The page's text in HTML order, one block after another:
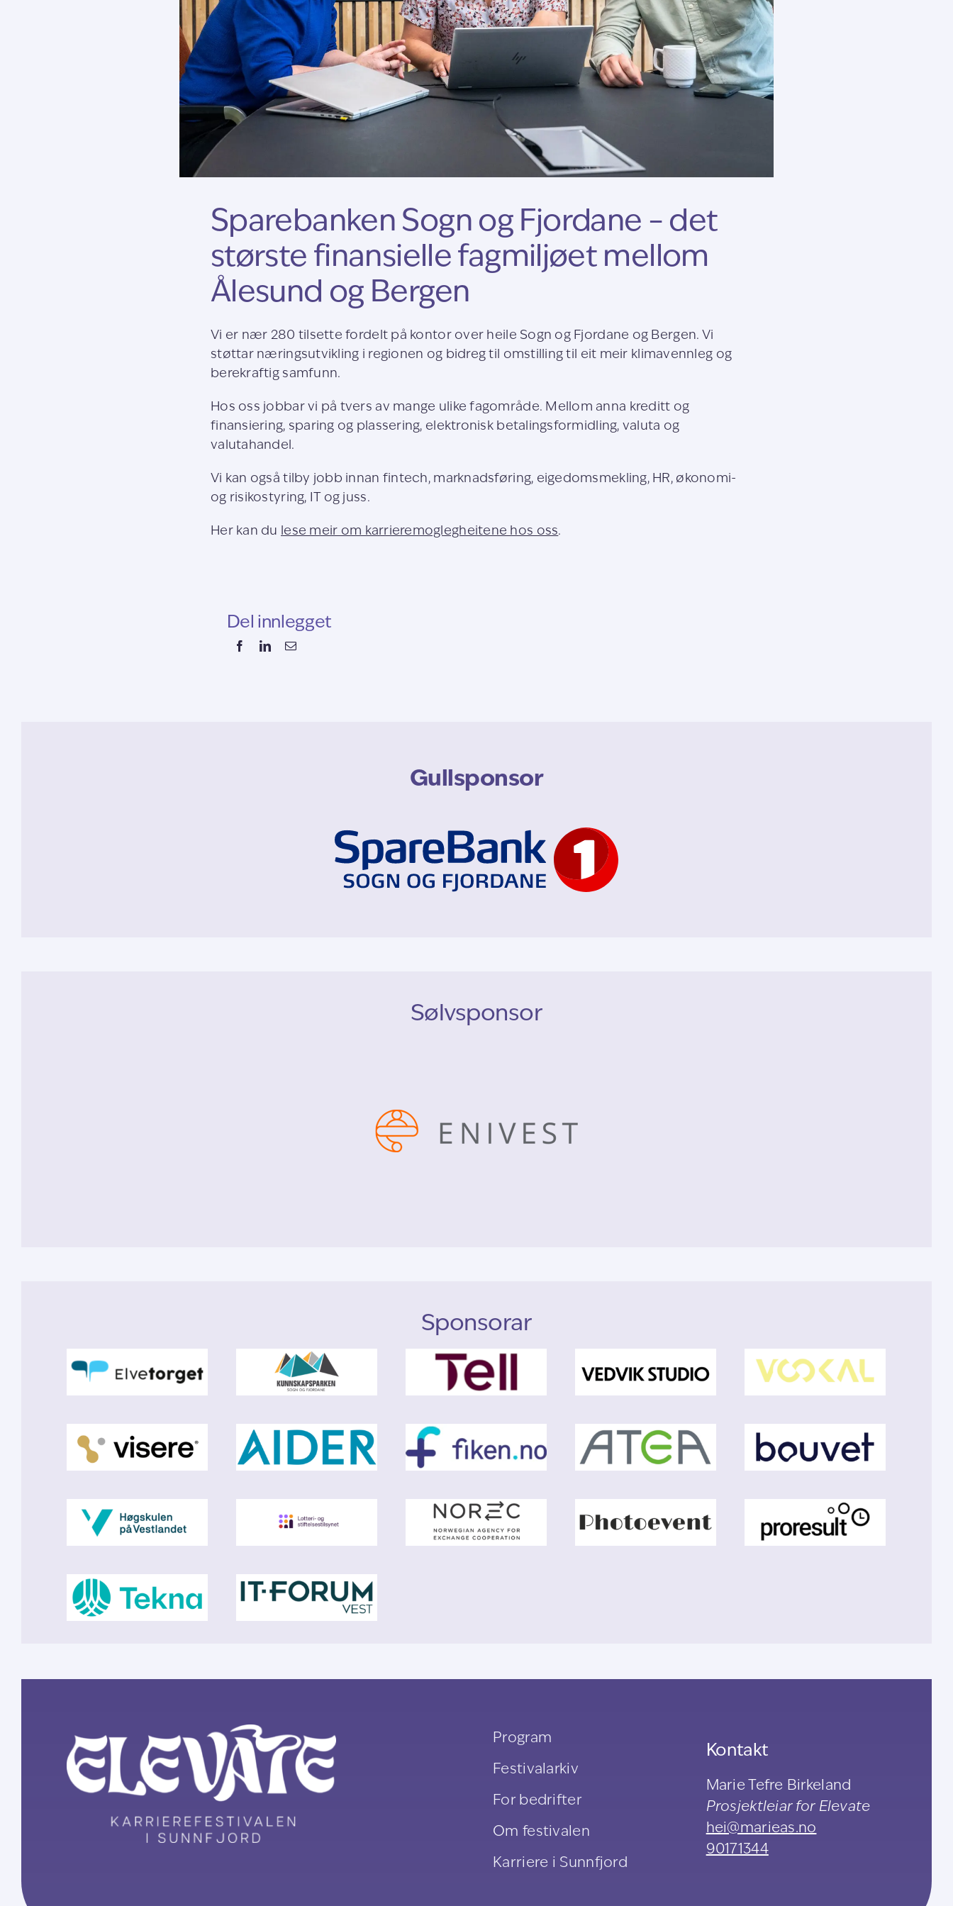
Sparebanken Sogn og Fjordane – det
største finansielle fagmiljøet mellom
Ålesund og Bergen
Vi er nær 280 tilsette fordelt på kontor over heile Sogn og Fjordane og Bergen. Vi
støttar næringsutvikling i regionen og bidreg til omstilling til eit meir klimavennleg og
berekraftig samfunn.
Hos oss jobbar vi på tvers av mange ulike fagområde. Mellom anna kreditt og
finansiering, sparing og plassering, elektronisk betalingsformidling, valuta og
valutahandel.
Vi kan også tilby jobb innan fintech, marknadsføring, eigedomsmekling, HR, økonomi-
og risikostyring, IT og juss.
Her kan du lese meir om karrieremoglegheitene hos oss.
Del innlegget
Gullsponsor
Sølvsponsor
Sponsorar
Program
Festivalarkiv
For bedrifter
Om festivalen
Karriere i Sunnfjord
Kontakt
Marie Tefre Birkeland
Prosjektleiar for Elevate
hei@marieas.no
90171344